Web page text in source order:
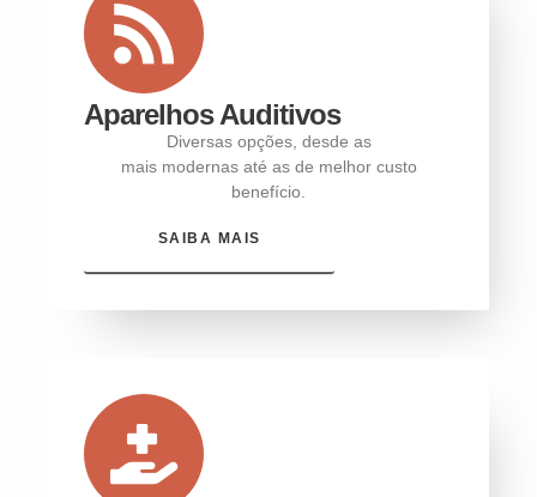
Aparelhos Auditivos
Diversas opções, desde as
mais modernas até as de melhor custo
benefício.
SAIBA MAIS